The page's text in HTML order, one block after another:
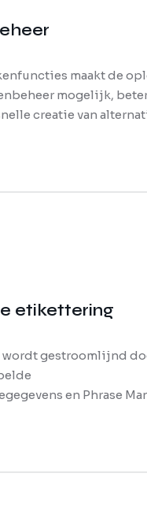
maakt de
mogelijk,
creatie van
etikettering
gestroomlijnd
en Phrase